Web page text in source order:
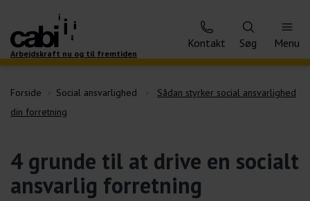
Arbejdskraft nu og til fremtiden
Kontakt Søg Menu
Forside Social ansvarlighed
Sådan styrker social ansvarlighed
din forretning
4 grunde til at drive en socialt
ansvarlig forretning